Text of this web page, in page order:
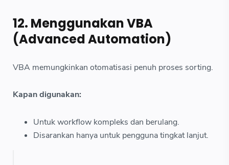
12. Menggunakan VBA
(Advanced Automation)
VBA memungkinkan otomatisasi penuh proses sorting.
Kapan digunakan:
Untuk workflow kompleks dan berulang.
Disarankan hanya untuk pengguna tingkat lanjut.